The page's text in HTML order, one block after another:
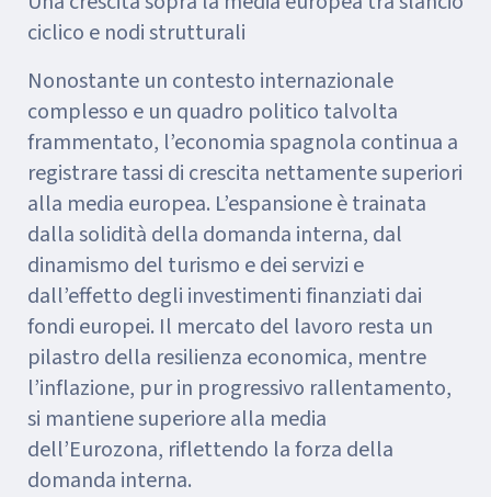
ciclico e nodi strutturali
Nonostante un contesto internazionale
complesso e un quadro politico talvolta
frammentato, l’economia spagnola continua a
registrare tassi di crescita nettamente superiori
alla media europea. L’espansione è trainata
dalla solidità della domanda interna, dal
dinamismo del turismo e dei servizi e
dall’effetto degli investimenti finanziati dai
fondi europei. Il mercato del lavoro resta un
pilastro della resilienza economica, mentre
l’inflazione, pur in progressivo rallentamento,
si mantiene superiore alla media
dell’Eurozona, riflettendo la forza della
domanda interna.